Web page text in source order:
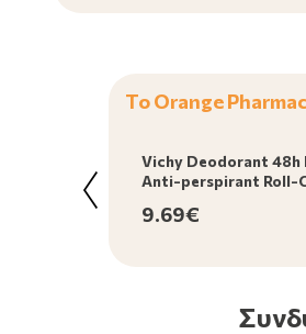
Το Orange
Vichy Deodorant 48h
Anti-perspirant Roll-
9.69€